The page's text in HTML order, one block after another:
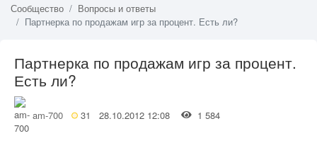
Сообщество
Вопросы и ответы
Партнерка по продажам игр за процент. Есть ли?
Партнерка по продажам игр за процент.
Есть ли?
am-700 31 28.10.2012 12:08 1 584